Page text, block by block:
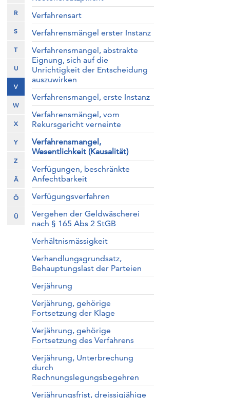
R
S
T
U
V
W
X
Y
Z
Ä
Ö
Ü
Verfahrensart
Verfahrensmängel erster Instanz
Verfahrensmangel, abstrakte
Eignung, sich auf die
Unrichtigkeit der Entscheidung
auszuwirken
Verfahrensmangel, erste Instanz
Verfahrensmängel, vom
Rekursgericht verneinte
Verfahrensmangel,
Wesentlichkeit (Kausalität)
Verfügungen, beschränkte
Anfechtbarkeit
Verfügungsverfahren
Vergehen der Geldwäscherei
nach § 165 Abs 2 StGB
Verhältnismässigkeit
Verhandlungsgrundsatz,
Behauptungslast der Parteien
Verjährung
Verjährung, gehörige
Fortsetzung der Klage
Verjährung, gehörige
Fortsetzung des Verfahrens
Verjährung, Unterbrechung
durch
Rechnungslegungsbegehren
Verjährungsfrist, dreissigjähige